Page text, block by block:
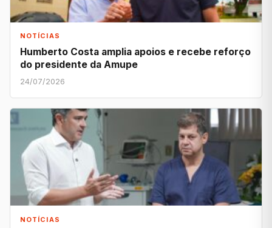
NOTÍCIAS
Humberto Costa amplia apoios e recebe reforço
do presidente da Amupe
24/07/2026
NOTÍCIAS